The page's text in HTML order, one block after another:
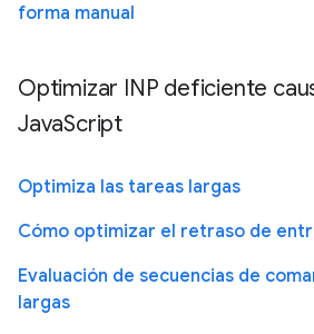
forma manual
Optimizar INP deficiente
JavaScript
Optimiza las tareas largas
Cómo optimizar el retraso de
Evaluación de secuencias de
largas